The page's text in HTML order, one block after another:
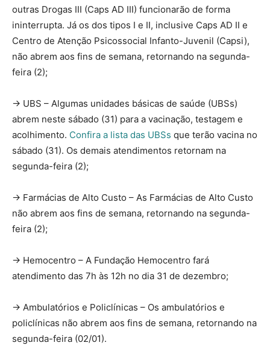
outras Drogas III (Caps AD III) funcionarão de forma
ininterrupta. Já os dos tipos I e II, inclusive Caps AD II e
Centro de Atenção Psicossocial Infanto-Juvenil (Capsi),
não abrem aos fins de semana, retornando na segunda-
feira (2);
-> UBS – Algumas unidades básicas de saúde (UBSs)
abrem neste sábado (31) para a vacinação, testagem e
acolhimento. Confira a lista das UBSs que terão vacina no
sábado (31). Os demais atendimentos retornam na
segunda-feira (2);
-> Farmácias de Alto Custo – As Farmácias de Alto Custo
não abrem aos fins de semana, retornando na segunda-
feira (2);
-> Hemocentro – A Fundação Hemocentro fará
atendimento das 7h às 12h no dia 31 de dezembro;
-> Ambulatórios e Policlínicas – Os ambulatórios e
policlínicas não abrem aos fins de semana, retornando na
segunda-feira (02/01).